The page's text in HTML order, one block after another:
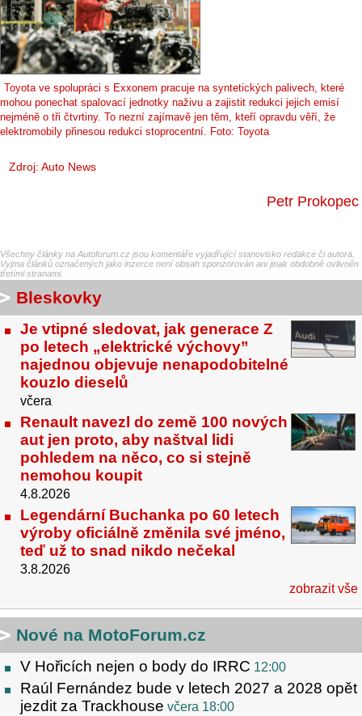
Toyota ve spolupráci s Exxonem pracuje na syntetických palivech, které
mohou ponechat spalovací jednotky naživu a zajistit redukci jejich emisí
nejméně o tři čtvrtiny. To nezní zajímavě jen těm, kteří opravdu věří, že
elektromobily přinesou redukci stoprocentní. Foto: Toyota
Zdroj: Auto News
Petr Prokopec
Všechny články na Autoforum.cz jsou komentáře vyjadřující stanovisko redakce či autora.
Vyjma článků označených jako inzerce není obsah sponzorován ani jinak obdobně ovlivněn
třetími stranami.
Bleskovky
Je vtipné sledovat, jak generace Z
po letech „elektrické výchovy”
najednou objevuje nenapodobitelné
kouzlo dieselů
včera
Renault navezl do země 100 nových
aut jen proto, aby naštval lidi
pohledem na něco, co si stejně
nemohou koupit
4.8.2026
Legendární Buchanka po 60 letech
výroby oficiálně změnila své jméno,
teď už to snad nikdo nečekal
3.8.2026
zobrazit vše
Nové na MotoForum.cz
V Hořicích nejen o body do IRRC 12:00
Raúl Fernández bude v letech 2027 a 2028 opět
jezdit za Trackhouse včera 18:00